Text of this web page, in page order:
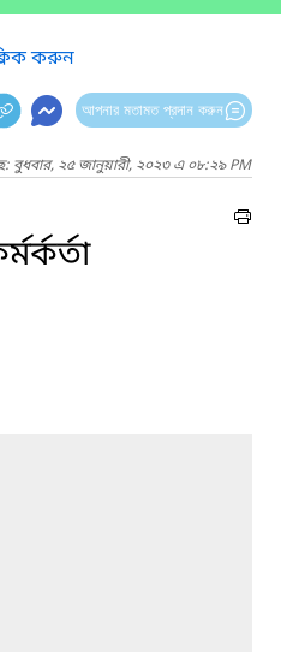
করুন
আপনার মতামত প্রদান করুন
বুধবার, ২৫ জানুয়ারী, ২০২৩ এ ০৮:২৯ PM